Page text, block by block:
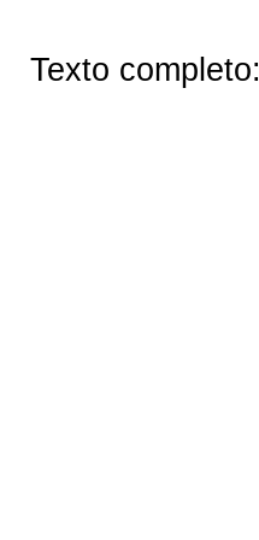
Texto completo: